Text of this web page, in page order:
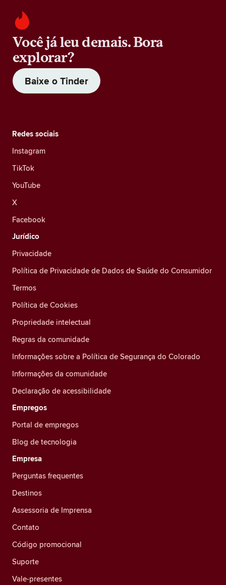
Você já leu demais. Bora
explorar?
Baixe o Tinder
Redes sociais
Instagram
TikTok
YouTube
X
Facebook
Jurídico
Privacidade
Política de Privacidade de Dados de Saúde do Consumidor
Termos
Política de Cookies
Propriedade intelectual
Regras da comunidade
Informações sobre a Política de Segurança do Colorado
Informações da comunidade
Declaração de acessibilidade
Empregos
Portal de empregos
Blog de tecnologia
Empresa
Perguntas frequentes
Destinos
Assessoria de Imprensa
Contato
Código promocional
Suporte
Vale-presentes